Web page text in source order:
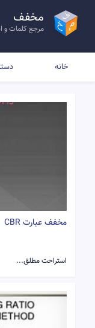
مخفف
مرجع کلمات و
خانه
مخفف عبارت CBR
استراحت مطلق...